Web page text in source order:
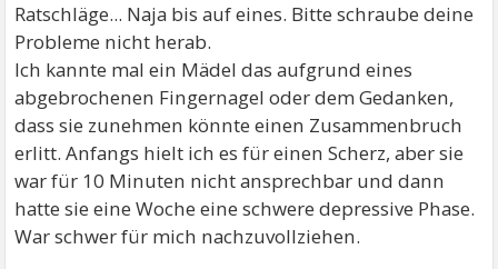
Ratschläge... Naja bis auf eines. Bitte schraube deine
Probleme nicht herab.
Ich kannte mal ein Mädel das aufgrund eines
abgebrochenen Fingernagel oder dem Gedanken,
dass sie zunehmen könnte einen Zusammenbruch
erlitt. Anfangs hielt ich es für einen Scherz, aber sie
war für 10 Minuten nicht ansprechbar und dann
hatte sie eine Woche eine schwere depressive Phase.
War schwer für mich nachzuvollziehen.